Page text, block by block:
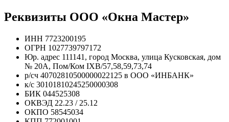
Реквизиты ООО «Окна Мастер»
ИНН 7723200195
ОГРН 1027739797172
Юр. адрес 111141, город Москва, улица Кусковская, дом
№ 20А, Пом/Ком IXB/57,58,59,73,74
р/сч 40702810500000022125 в ООО «ИНБАНК»
к/с 30101810245250000308
БИК 044525308
ОКВЭД 22.23 / 25.12
ОКПО 58545034